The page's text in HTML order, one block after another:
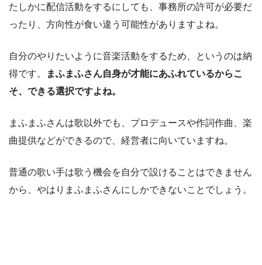
たしかに配信活動をするにしても、事務所の許可が必要だ
ったり、方向性が食い違う可能性がありますよね。
自分のやりたいように音楽活動をするため、というのは納
得です。
まふまふさん自身が才能にあふれているからこ
そ、できる選択ですよね。
まふまふさんは歌以外でも、プロデュースや作詞作曲、楽
曲提供などができるので、経営者に向いていますね。
普通の歌い手は歌う機会を自分で設けることはできません
から、やはりまふまふさんにしかできないことでしょう。